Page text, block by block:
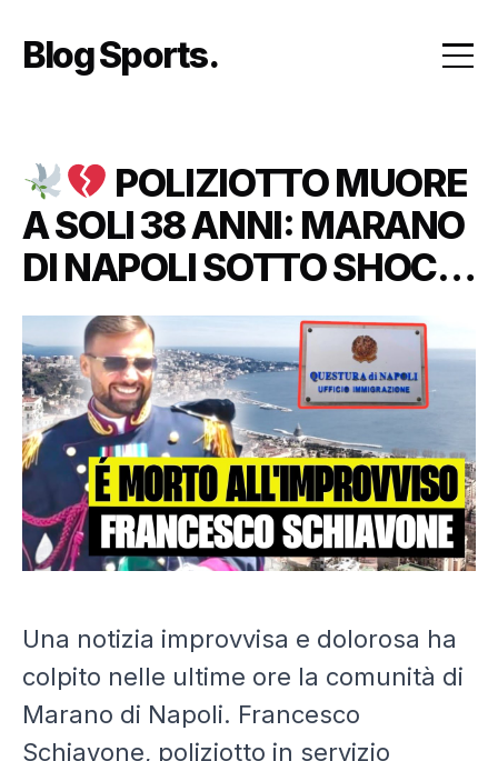
content
Blog Sports
POLIZIOTTO MUORE
A SOLI 38 ANNI: MARANO
DI NAPOLI SOTTO SHOCK
PER LA MORTE DI
FRANCESCO SCHIAVONE
Una notizia improvvisa e dolorosa ha
colpito nelle ultime ore la comunità di
Marano di Napoli. Francesco
Schiavone, poliziotto in servizio